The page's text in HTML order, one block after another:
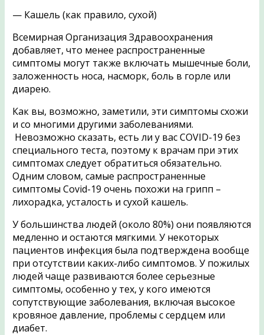
— Кашель (как правило, сухой)
Всемирная Организация Здравоохранения
добавляет, что менее распространенные
симптомы могут также включать мышечные боли,
заложенность носа, насморк, боль в горле или
диарею.
Как вы, возможно, заметили, эти симптомы схожи
и со многими другими заболеваниями.
Невозможно сказать, есть ли у вас COVID-19 без
специального теста, поэтому к врачам при этих
симптомах следует обратиться обязательно.
Одним словом, самые распространенные
симптомы Covid-19 очень похожи на грипп –
лихорадка, усталость и сухой кашель.
У большинства людей (около 80%) они появляются
медленно и остаются мягкими. У некоторых
пациентов инфекция была подтверждена вообще
при отсутствии каких-либо симптомов. У пожилых
людей чаще развиваются более серьезные
симптомы, особенно у тех, у кого имеются
сопутствующие заболевания, включая высокое
кровяное давление, проблемы с сердцем или
диабет.